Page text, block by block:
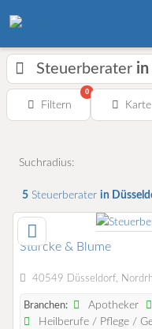
Steuerberater in
Filtern
0
Karte
Suchradius:
5 Steuerberater in
Stürcke & Blume
40549 Düsseldorf,
Branchen: Apotheker
Heilberufe / Pflege /